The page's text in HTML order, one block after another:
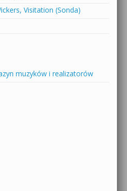
Visitation (Sonda)
muzyków i realizatorów